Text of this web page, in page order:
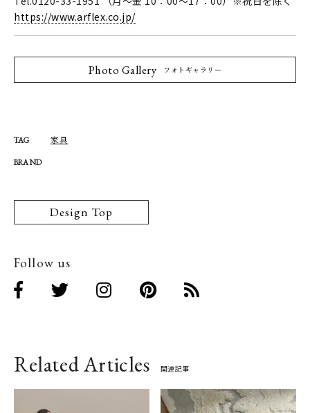
https://www.arflex.co.jp/
Photo Gallery フォトギャラリー
TAG 家具
BRAND
Design Top
Follow us
Related Articles 関連記事